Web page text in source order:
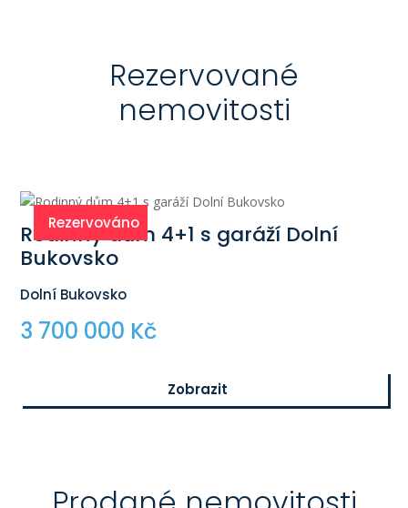
Rezervované
nemovitosti
Rezervováno
Rodinný dům 4+1 s garáží Dolní
Bukovsko
Dolní Bukovsko
3 700 000 Kč
Zobrazit